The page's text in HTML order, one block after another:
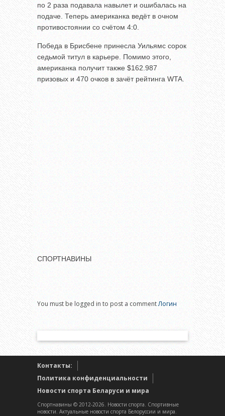
по 2 раза подавала навылет и ошибалась на
подаче. Теперь американка ведёт в очном
противостоянии со счётом 4:0.
Победа в Брисбене принесла Уильямс сорок
седьмой титул в карьере. Помимо этого,
американка получит также $162.987
призовых и 470 очков в зачёт рейтинга WTA.
СПОРТНАВИНЫ
You must be logged in to post a commentЛогин
Контакты:
Политика конфиденциальности
Новости спорта Беларуси и мира
Спортнавины © 2012-2026. Новости спорта. Спортивные
новости. Актуальные новости спорта Белоруссии и мира.